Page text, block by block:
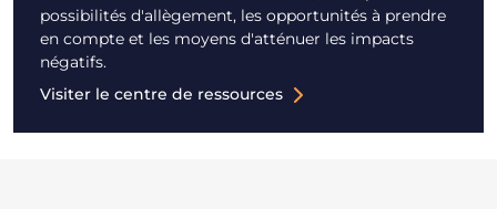
possibilités d'allègement, les opportunités à prendre
en compte et les moyens d'atténuer les impacts
négatifs.
Visiter le centre de ressources